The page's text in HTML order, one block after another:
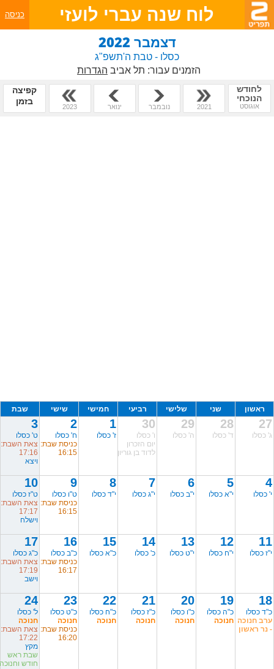
לוח שנה עברי לועזי כניסה
דצמבר 2022
כסלו - טבת ה'תשפ"ג
הזמנים עבור: תל אביב הגדרות
לחודש
הנוכחי
אוגוסט 2021 נובמבר ינואר 2023
קפיצה
בזמן
ראשון שני שלישי רביעי חמישי שישי שבת
27
ג' כסלו
28
ד' כסלו
29
ה' כסלו
30
ו' כסלו
יום הזכרון
לדוד בן גוריון
1
ז' כסלו
2
ח' כסלו
כניסת שבת:
16:15
3
ט' כסלו
צאת השבת:
17:16
ויצא
4
י' כסלו
5
י"א כסלו
6
י"ב כסלו
7
י"ג כסלו
8
י"ד כסלו
9
ט"ו כסלו
כניסת שבת:
16:15
10
ט"ז כסלו
צאת השבת:
17:17
וישלח
11
י"ז כסלו
12
י"ח כסלו
13
י"ט כסלו
14
כ' כסלו
15
כ"א כסלו
16
כ"ב כסלו
כניסת שבת:
16:17
17
כ"ג כסלו
צאת השבת:
17:19
וישב
18
כ"ד כסלו
ערב חנוכה
- נר ראשון
19
כ"ה כסלו
חנוכה
20
כ"ו כסלו
חנוכה
21
כ"ז כסלו
חנוכה
22
כ"ח כסלו
חנוכה
23
כ"ט כסלו
חנוכה
כניסת שבת:
16:20
24
ל' כסלו
חנוכה
צאת השבת:
17:22
מקץ
שבת ראש
חודש וחנוכה